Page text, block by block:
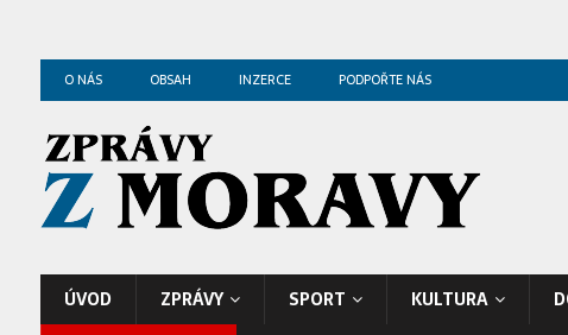
O NÁS OBSAH INZERCE PODPOŘTE NÁS
ÚVOD ZPRÁVY SPORT KULTURA